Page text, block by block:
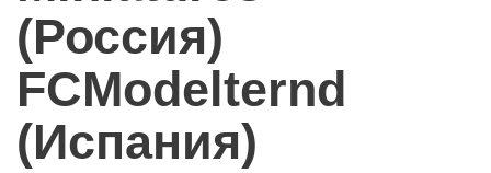
(Россия)
FCModelternd
(Испания)